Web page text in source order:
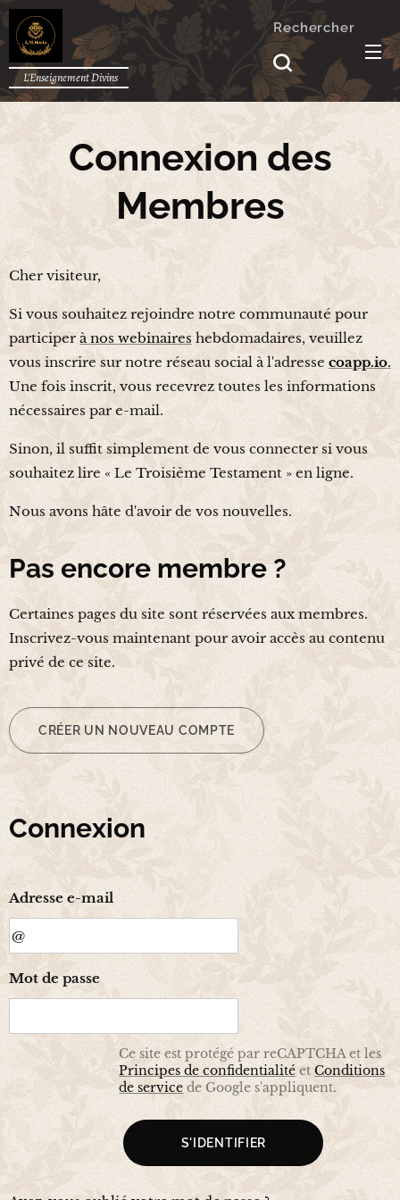
L'Enseignement Divins
Rechercher
Connexion des
Membres
Cher visiteur,
Si vous souhaitez rejoindre notre communauté pour
participerà nos webinaireshebdomadaires, veuillez
vous inscrire sur notre réseau social à l'adressecoapp.io.
Une fois inscrit, vous recevrez toutes les informations
nécessaires par e-mail.
Sinon, il suffit simplement de vous connecter si vous
souhaitez lire « Le Troisième Testament » en ligne.
Nous avons hâte d'avoir de vos nouvelles.
Pas encore membre ?
Certaines pages du site sont réservées aux membres.
Inscrivez-vous maintenant pour avoir accès au contenu
privé de ce site.
CRÉER UN NOUVEAU COMPTE
Connexion
Adresse e-mail
Mot de passe
Ce site est protégé par reCAPTCHA et les
Principes de confidentialitéetConditions
de servicede Google s'appliquent.
S'IDENTIFIER